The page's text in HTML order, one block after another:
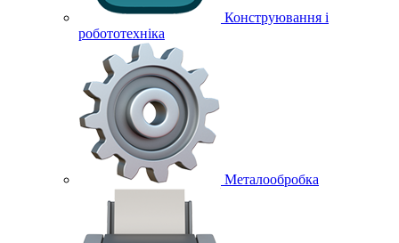
Конструювання і
робототехніка
Металообробка